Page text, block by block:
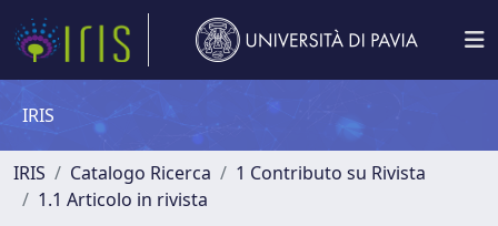
IRIS
IRIS Catalogo Ricerca
1 Contributo su Rivista
1.1 Articolo in rivista